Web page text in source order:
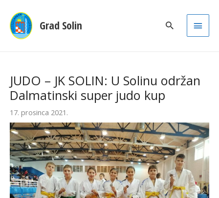
Grad Solin
Main
JUDO – JK SOLIN: U Solinu održan
Dalmatinski super judo kup
17. prosinca 2021.